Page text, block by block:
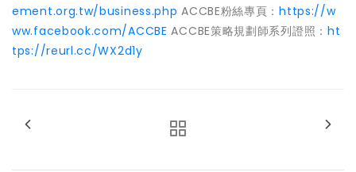
ement.org.tw/business.php ACCBE粉絲專頁：https://w
ww.facebook.com/ACCBE ACCBE策略規劃師系列證照： ht
tps://reurl.cc/WX2d1y